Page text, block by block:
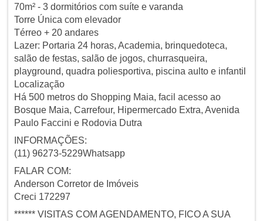
70m² - 3 dormitórios com suíte e varanda
Torre Única com elevador
Térreo + 20 andares
Lazer: Portaria 24 horas, Academia, brinquedoteca,
salão de festas, salão de jogos, churrasqueira,
playground, quadra poliesportiva, piscina aulto e infantil
Localização
Há 500 metros do Shopping Maia, facil acesso ao
Bosque Maia, Carrefour, Hipermercado Extra, Avenida
Paulo Faccini e Rodovia Dutra
INFORMAÇÕES:
(11) 96273-5229Whatsapp
FALAR COM:
Anderson Corretor de Imóveis
Creci 172297
****** VISITAS COM AGENDAMENTO, FICO A SUA